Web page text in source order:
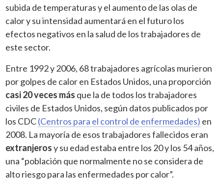
subida de temperaturas y el aumento de las olas de
calor y su intensidad aumentará en el futuro los
efectos negativos en la salud de los trabajadores de
este sector.
Entre 1992 y 2006, 68 trabajadores agrícolas murieron
por golpes de calor en Estados Unidos, una proporción
casi 20 veces más que la de todos los trabajadores
civiles de Estados Unidos, según datos publicados por
los CDC(Centros para el control de enfermedades) en
2008. La mayoría de esos trabajadores fallecidos eran
extranjerosy su edad estaba entre los 20 y los 54 años,
una “población que normalmente no se considera de
alto riesgo para las enfermedades por calor”.